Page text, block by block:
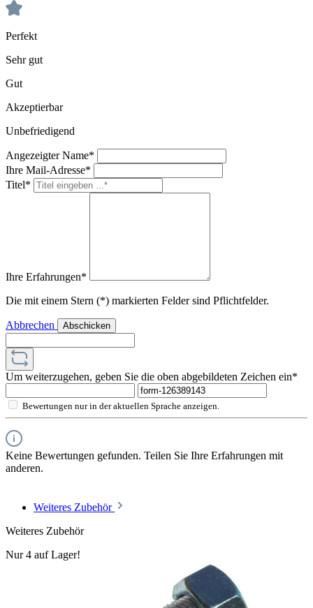
Perfekt
Sehr gut
Gut
Akzeptierbar
Unbefriedigend
Angezeigter Name*
Ihre Mail-Adresse*
Titel*
Ihre Erfahrungen*
Die mit einem Stern (*) markierten Felder sind Pflichtfelder.
Abbrechen Abschicken
Um weiterzugehen, geben Sie die oben abgebildeten Zeichen ein*
Bewertungen nur in der aktuellen Sprache anzeigen.
Keine Bewertungen gefunden. Teilen Sie Ihre Erfahrungen mit
anderen.
Weiteres Zubehör
Weiteres Zubehör
Nur 4 auf Lager!